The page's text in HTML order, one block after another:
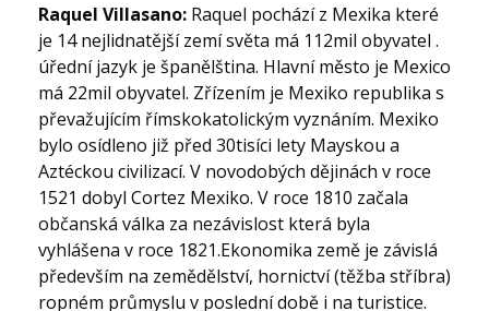
Raquel Villasano: Raquel pochází z Mexika které
je 14 nejlidnatější zemí světa má 112mil obyvatel .
úřední jazyk je španělština. Hlavní město je Mexico
má 22mil obyvatel. Zřízením je Mexiko republika s
převažujícím římskokatolickým vyznáním. Mexiko
bylo osídleno již před 30tisíci lety Mayskou a
Aztéckou civilizací. V novodobých dějinách v roce
1521 dobyl Cortez Mexiko. V roce 1810 začala
občanská válka za nezávislost která byla
vyhlášena v roce 1821.Ekonomika země je závislá
především na zemědělství, hornictví (těžba stříbra)
ropném průmyslu v poslední době i na turistice.